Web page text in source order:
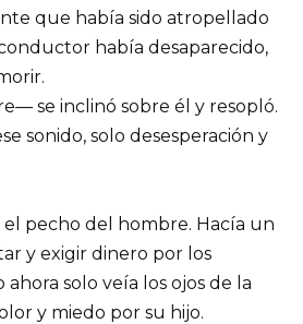
que había sido atropellado
había desaparecido,
se inclinó sobre él y resopló.
sonido, solo desesperación y
el pecho del hombre. Hacía un
y exigir dinero por los
ahora solo veía los ojos de la
y miedo por su hijo.